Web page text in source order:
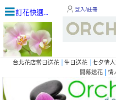
訂花快選... 登入/註冊
台北花店當日送花 | 生日送花 | 七夕情
開幕送花 | 情